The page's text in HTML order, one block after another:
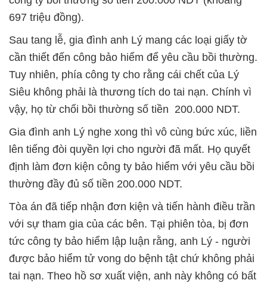
697 triệu đồng).
Sau tang lễ, gia đình anh Lý mang các loại giấy tờ
cần thiết đến công bảo hiểm để yêu cầu bồi thường.
Tuy nhiên, phía công ty cho rằng cái chết của Lý
Siêu không phải là thương tích do tai nạn. Chính vì
vậy, họ từ chối bồi thường số tiền 200.000 NDT.
Gia đình anh Lý nghe xong thì vô cùng bức xúc, liền
lên tiếng đòi quyền lợi cho người đã mất. Họ quyết
định làm đơn kiện công ty bảo hiểm với yêu cầu bồi
thường đầy đủ số tiền 200.000 NDT.
Tòa án đã tiếp nhận đơn kiện và tiến hành điều trần
với sự tham gia của các bên. Tại phiên tòa, bị đơn
tức công ty bảo hiểm lập luận rằng, anh Lý - người
được bảo hiểm tử vong do bệnh tật chứ không phải
tai nạn. Theo hồ sơ xuất viện, anh này không có bất